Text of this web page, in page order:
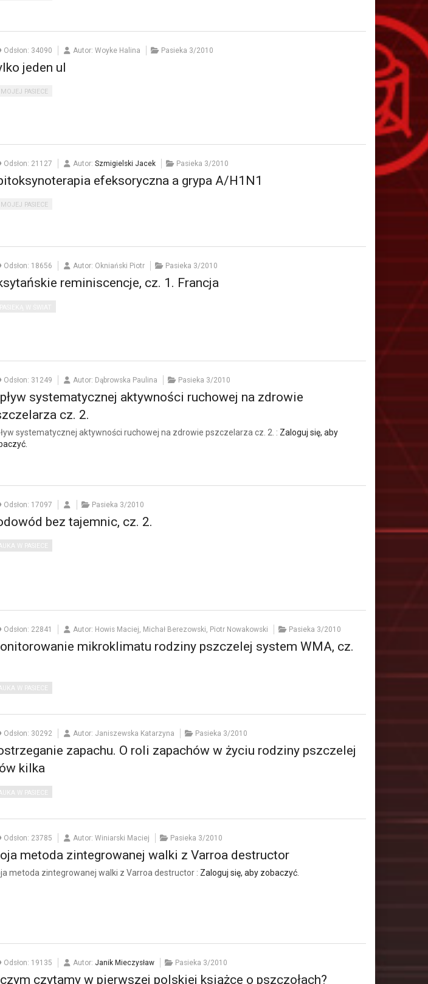
Odsłon: 34090 Autor: Woyke Halina Pasieka 3/2010
jeden ul
PASIECE
Odsłon: 21127 Autor: Szmigielski Jacek Pasieka 3/2010
efeksoryczna a grypa A/H1N1
PASIECE
Odsłon: 18656 Autor: Okniański Piotr Pasieka 3/2010
reminiscencje, cz. 1. Francja
Odsłon: 31249 Autor: Dąbrowska Paulina Pasieka 3/2010
systematycznej aktywności ruchowej na zdrowie
cz. 2.
systematycznej aktywności ruchowej na zdrowie pszczelarza cz. 2. : Zaloguj się, aby
Odsłon: 17097 Pasieka 3/2010
bez tajemnic, cz. 2.
W PASIECE
Odsłon: 22841 Autor: Howis Maciej, Michał Berezowski, Piotr Nowakowski Pasieka 3/2010
mikroklimatu rodziny pszczelej system WMA, cz.
W PASIECE
Odsłon: 30292 Autor: Janiszewska Katarzyna Pasieka 3/2010
zapachu. O roli zapachów w życiu rodziny pszczelej
kilka
W PASIECE
Odsłon: 23785 Autor: Winiarski Maciej Pasieka 3/2010
metoda zintegrowanej walki z Varroa destructor
metoda zintegrowanej walki z Varroa destructor : Zaloguj się, aby zobaczyć.
Odsłon: 19135 Autor: Janik Mieczysław Pasieka 3/2010
czytamy w pierwszej polskiej książce o pszczołach?